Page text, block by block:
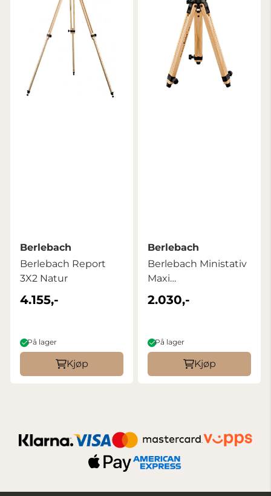
Berlebach
Berlebach Report
3X2 Natur
4.155,-
På lager
Kjøp
Berlebach
Berlebach Ministativ
Maxi
m/nivelleringsbase ...
2.030,-
På lager
Kjøp